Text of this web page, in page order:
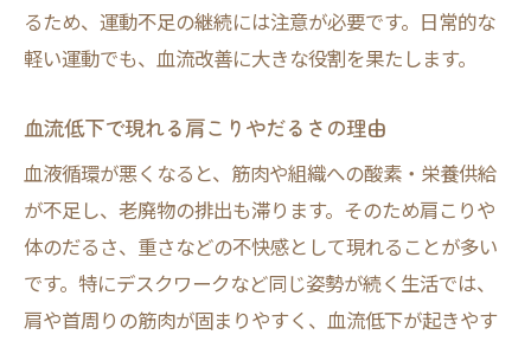
るため、運動不足の継続には注意が必要です。日常的な
軽い運動でも、血流改善に大きな役割を果たします。
血流低下で現れる肩こりやだるさの理由
血液循環が悪くなると、筋肉や組織への酸素・栄養供給
が不足し、老廃物の排出も滞ります。そのため肩こりや
体のだるさ、重さなどの不快感として現れることが多い
です。特にデスクワークなど同じ姿勢が続く生活では、
肩や首周りの筋肉が固まりやすく、血流低下が起きやす